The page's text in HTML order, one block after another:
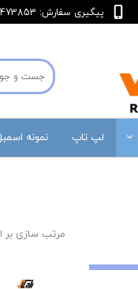
پیگیری سفارش: 36473853-071
لپ تاپ نمونه
مرتب سازی